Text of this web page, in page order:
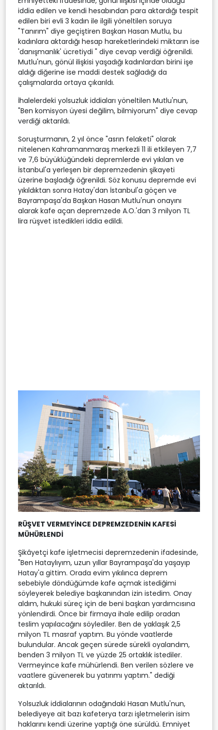
iddia edilen ve kendi hesabından para aktardığı tespit
edilen biri evli 3 kadın ile ilgili yöneltilen soruya
"Tanırım" diye geçiştiren Başkan Hasan Mutlu, bu
kadınlara aktardığı hesap hareketlerindeki miktarın ise
'danışmanlık' ücretiydi " diye cevap verdiği öğrenildi.
Mutlu'nun, gönül ilişkisi yaşadığı kadınlardan birini işe
aldığı diğerine ise maddi destek sağladığı da
çalışmalarda ortaya çıkarıldı.
İhalelerdeki yolsuzluk iddiaları yöneltilen Mutlu'nun,
"Ben komisyon üyesi değilim, bilmiyorum" diye cevap
verdiği aktarıldı.
Soruşturmanın, 2 yıl önce "asrın felaketi" olarak
nitelenen Kahramanmaraş merkezli 11 ili etkileyen 7,7
ve 7,6 büyüklüğündeki depremlerde evi yıkılan ve
İstanbul'a yerleşen bir depremzedenin şikayeti
üzerine başladığı öğrenildi. Söz konusu depremde evi
yıkıldıktan sonra Hatay'dan İstanbul'a göçen ve
Bayrampaşa'da Başkan Hasan Mutlu'nun onayını
alarak kafe açan depremzede A.O.'dan 3 milyon TL
lira rüşvet istedikleri iddia edildi.
RÜŞVET VERMEYİNCE DEPREMZEDENİN KAFESİ
MÜHÜRLENDİ
Şikâyetçi kafe işletmecisi depremzedenin ifadesinde,
"Ben Hataylıyım, uzun yıllar Bayrampaşa'da yaşayıp
Hatay'a gittim. Orada evim yıkılınca deprem
sebebiyle döndüğümde kafe açmak istediğimi
söyleyerek belediye başkanından izin istedim. Onay
aldım, hukuki süreç için de beni başkan yardımcısına
yönlendirdi. Önce bir firmaya ihale edilip oradan
teslim yapılacağını söylediler. Ben de yaklaşık 2,5
milyon TL masraf yaptım. Bu yönde vaatlerde
bulundular. Ancak geçen sürede sürekli oyalandım,
benden 3 milyon TL ve yüzde 25 ortaklık istediler.
Vermeyince kafe mühürlendi. Ben verilen sözlere ve
vaatlere güvenerek bu yatırımı yaptım." dediği
aktarıldı.
Yolsuzluk iddialarının odağındaki Hasan Mutlu'nun,
belediyeye ait bazı kafeterya tarzı işletmelerin isim
haklarını kendi üzerine yaptığı öne sürüldü. Emniyet